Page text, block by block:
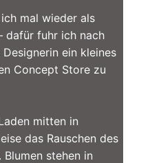
mal wieder als
dafür fuhr ich nach
ein kleines
Concept Store zu
mitten in
das Rauschen des
Blumen stehen in